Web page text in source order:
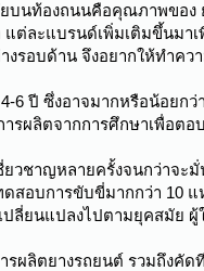
นท้องถนนคือคุณภาพของ
ต่ละแบรนด์เพิ่มเติมขึ้นมา
รอบด้าน จึงอยากให้ทำค
6 ปี ซึ่งอาจมากหรือน้อย
ารผลิตจากการศึกษาเพื่อต
วชาญหลายครั้งจนกว่าจ
ดสอบการขับขี่มากกว่า
ลี่ยนแปลงไปตามยุคสมัย ผู้
รผลิตยางรถยนต์ รวมถึง